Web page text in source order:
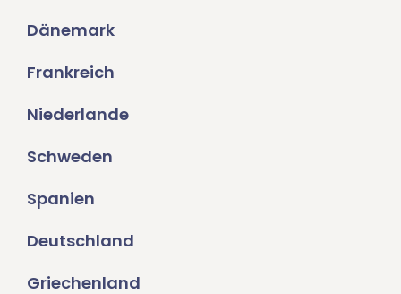
Dänemark
Frankreich
Niederlande
Schweden
Spanien
Deutschland
Griechenland